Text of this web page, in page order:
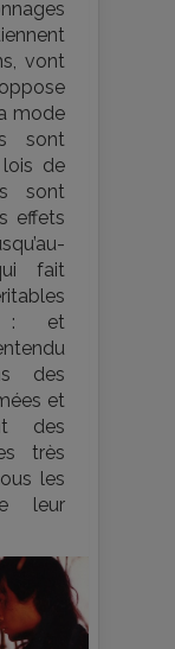
vont
mode
sont
de
sont
effets
fait
: et
des
et
des
très
les
leur